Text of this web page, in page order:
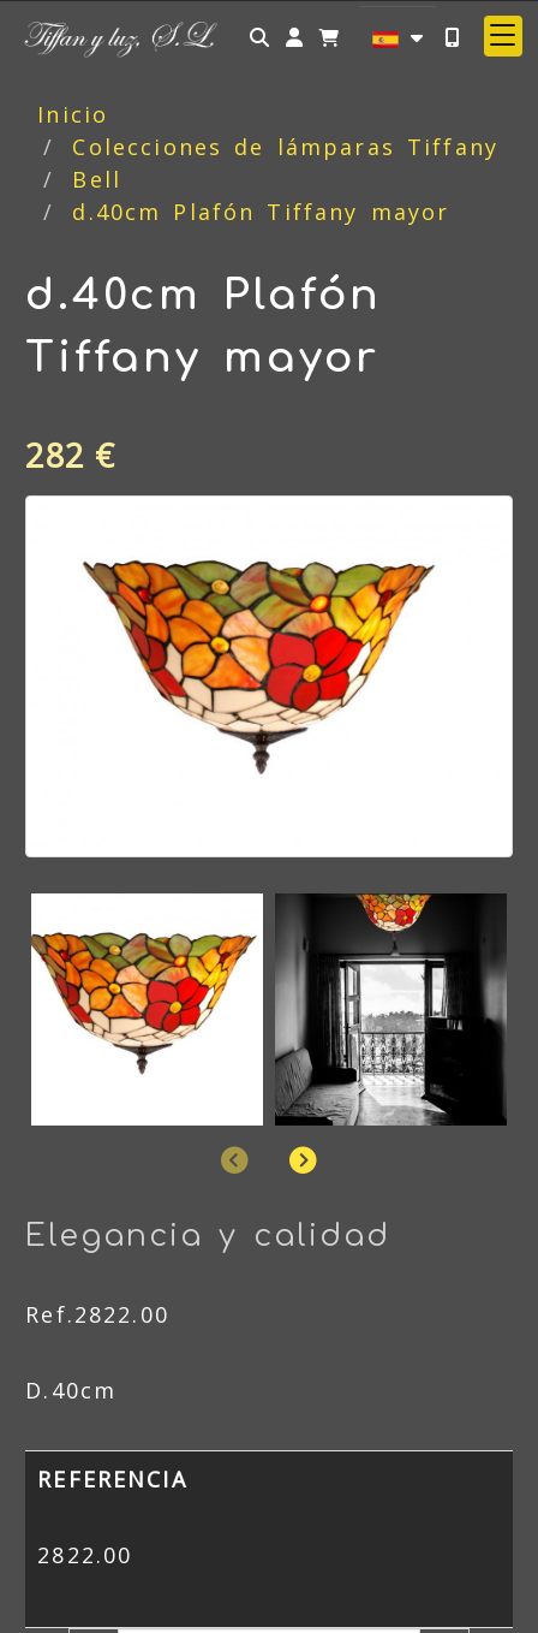
Identifícate
Inicio
Colecciones de lámparas Tiffany
Bell
d.40cm Plafón Tiffany mayor
d.40cm Plafón
Tiffany mayor
282 €
AnteriorSiguiente
Elegancia y calidad
Ref.2822.00
D.40cm
REFERENCIA
2822.00